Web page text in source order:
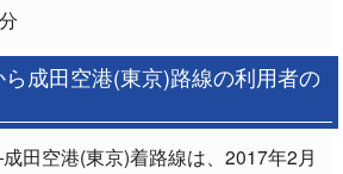
成田空港(東京)路線の利用者の
田空港(東京)着路線は、2017年2月